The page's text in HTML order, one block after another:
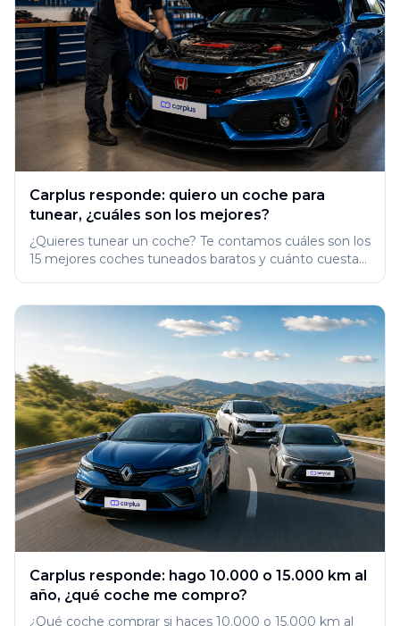
Carplus responde: quiero un coche para
tunear, ¿cuáles son los mejores?
¿Quieres tunear un coche? Te contamos cuáles son los
15 mejores coches tuneados baratos y cuánto cuesta
Carplus responde: hago 10.000 o 15.000 km al
año, ¿qué coche me compro?
¿Qué coche comprar si haces 10.000 o 15.000 km al